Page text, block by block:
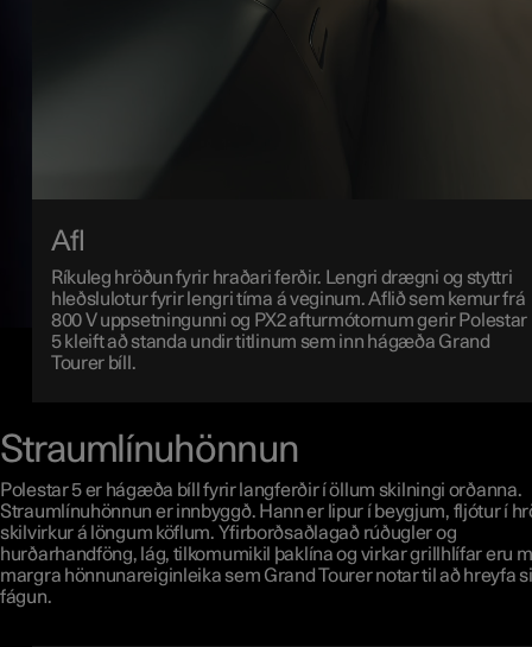
Afl
Ríkuleg hröðun fyrir hraðari ferðir. Lengri drægni og styttri
hleðslulotur fyrir lengri tíma á veginum. Aflið sem kemur frá
800 V uppsetningunni og PX2 afturmótornum gerir Polestar
5 kleift að standa undir titlinum sem inn hágæða Grand
Tourer bíll.
Straumlínuhönnun
Polestar 5 er hágæða bíll fyrir langferðir í öllum skilningi orðanna.
Straumlínuhönnun er innbyggð. Hann er lipur í beygjum, fljótur í
skilvirkur á löngum köflum. Yfirborðsaðlagað rúðugler og
hurðarhandföng, lág, tilkomumikil þaklína og virkar grillhlífar eru
margra hönnunareiginleika sem Grand Tourer notar til að hreyfa
fágun.